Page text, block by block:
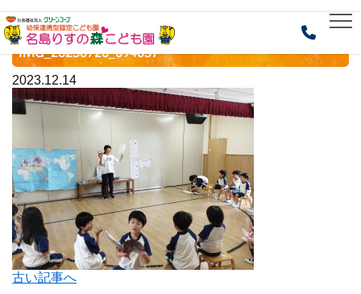
HOME> IMG_20230720_094037
IMG_20230720_094037
2023.12.14
古い記事へ